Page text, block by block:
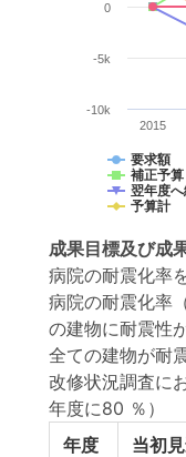
要求額
補正予算
翌年度
予算計
2015
-10k
-5k
0
成果目標及び成
病院の耐震化率
病院の耐震化率
の建物に耐震性
全ての建物が耐
改修状況調査に
年度に80 ％）
年度
当初